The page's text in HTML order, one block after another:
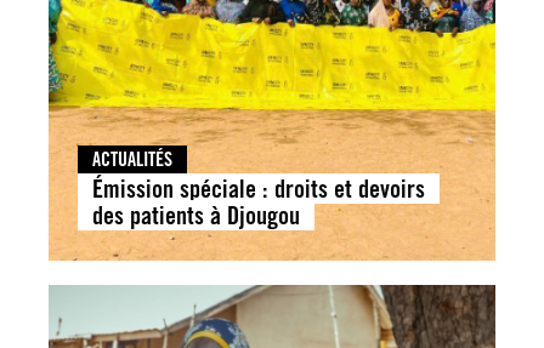
ACTUALITÉS
Émission spéciale : droits et devoirs
des patients à Djougou